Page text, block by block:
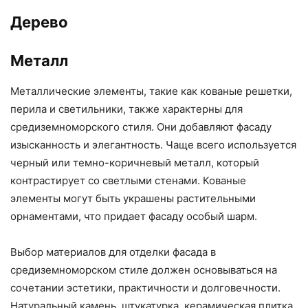
Дерево
Металл
Металлические элементы, такие как кованые решетки,
перила и светильники, также характерны для
средиземноморского стиля. Они добавляют фасаду
изысканность и элегантность. Чаще всего используется
черный или темно-коричневый металл, который
контрастирует со светлыми стенами. Кованые
элементы могут быть украшены растительными
орнаментами, что придает фасаду особый шарм.
Выбор материалов для отделки фасада в
средиземноморском стиле должен основываться на
сочетании эстетики, практичности и долговечности.